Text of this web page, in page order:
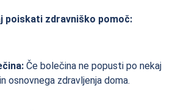
poiskati zdravniško pomoč:
Če bolečina ne popusti po nekaj
osnovnega zdravljenja doma.